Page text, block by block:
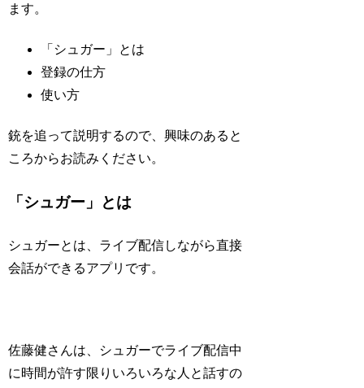
ます。
「シュガー」とは
登録の仕方
使い方
銃を追って説明するので、興味のあると
ころからお読みください。
「シュガー」とは
シュガーとは、ライブ配信しながら直接
会話ができるアプリです。
佐藤健さんは、シュガーでライブ配信中
に時間が許す限りいろいろな人と話すの